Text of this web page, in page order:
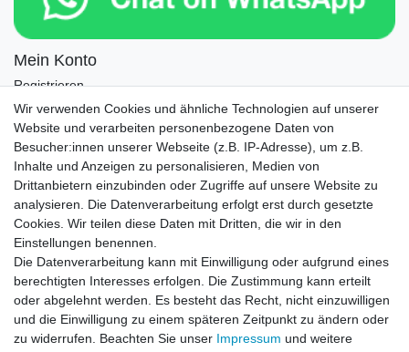
Mein Konto
Registrieren
Login
Newsletter
E-MAIL **
Newsletter
Honig
Hiermit bestätige ich, dass ich die
Einwilligung kann ich jederzeit widerrufen.**
Abonnieren
** Hierbei handelt es sich um ein Pflichtfeld.
Wir verwenden Cookies und ähnliche Technologien auf unserer
Website und verarbeiten personenbezogene Daten von
Besucher:innen unserer Webseite (z.B. IP-Adresse), um z.B.
Inhalte und Anzeigen zu personalisieren, Medien von
Drittanbietern einzubinden oder Zugriffe auf unsere Website zu
analysieren. Die Datenverarbeitung erfolgt erst durch gesetzte
Cookies. Wir teilen diese Daten mit Dritten, die wir in den
Einstellungen benennen.
Die Datenverarbeitung kann mit Einwilligung oder aufgrund eines
berechtigten Interesses erfolgen. Die Zustimmung kann erteilt
oder abgelehnt werden. Es besteht das Recht, nicht einzuwilligen
und die Einwilligung zu einem späteren Zeitpunkt zu ändern oder
zu widerrufen. Beachten Sie unser Impressum und weitere